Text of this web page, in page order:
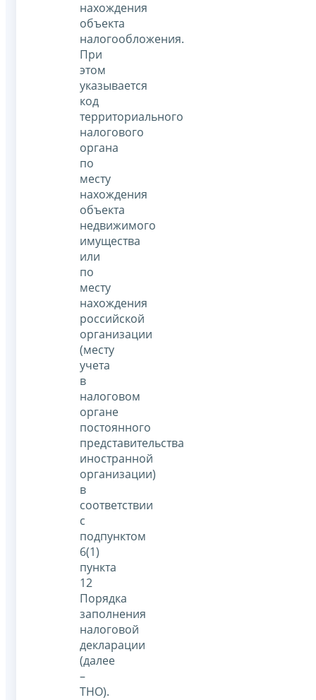
нахождения
объекта
налогообложения.
При
этом
указывается
код
территориального
налогового
органа
по
месту
нахождения
объекта
недвижимого
имущества
или
по
месту
нахождения
российской
организации
(месту
учета
в
налоговом
органе
постоянного
представительства
иностранной
организации)
в
соответствии
с
подпунктом
6(1)
пункта
12
Порядка
заполнения
налоговой
декларации
(далее
–
ТНО).